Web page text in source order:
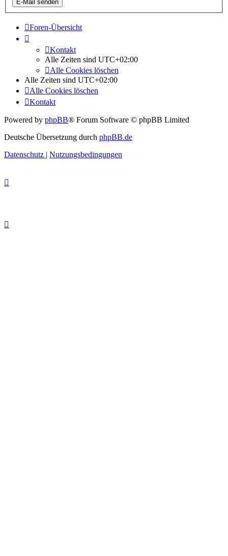
Foren-Übersicht
Kontakt
Alle Zeiten sind UTC+02:00
Alle Cookies löschen
Alle Zeiten sind UTC+02:00
Alle Cookies löschen
Kontakt
Powered by phpBB® Forum Software © phpBB Limited
Deutsche Übersetzung durch phpBB.de
Datenschutz
Nutzungsbedingungen